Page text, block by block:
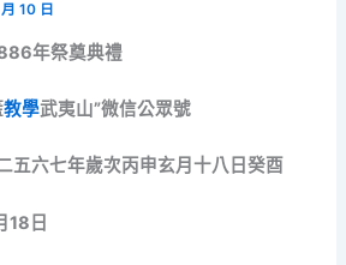
10 日
年祭奠典禮
教學武夷山”微信公眾號
五六七年歲次丙申玄月十八日癸酉
日